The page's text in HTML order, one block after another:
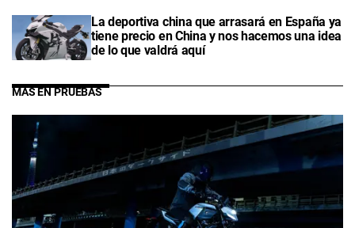
La deportiva china que arrasará en España ya
tiene precio en China y nos hacemos una idea
de lo que valdrá aquí
MÁS EN PRUEBAS